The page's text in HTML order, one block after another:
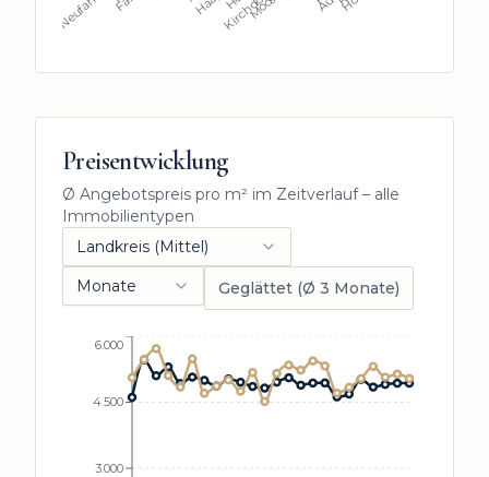
Preisentwicklung
Ø Angebotspreis pro m² im Zeitverlauf – alle
Immobilientypen
Landkreis (Mittel)
Monate
Geglättet (Ø 3 Monate)
3.000
4.500
6.000